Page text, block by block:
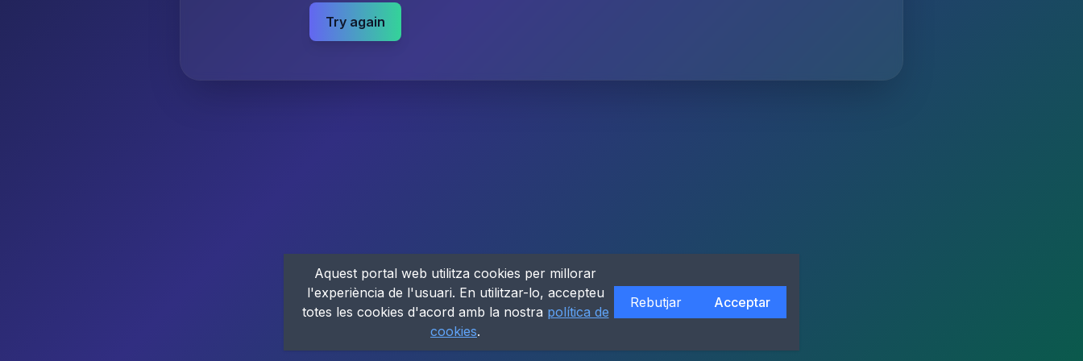
Try again
Aquest portal web utilitza cookies per millorar
l'experiència de l'usuari. En utilitzar-lo, accepteu
totes les cookies d'acord amb la nostra política de
cookies.
Rebutjar Acceptar